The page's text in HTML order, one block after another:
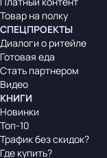
Товар на полку
СПЕЦПРОЕКТЫ
Диалоги о ритейле
Готовая еда
Стать партнером
Видео
КНИГИ
Новинки
Топ-10
Трафик без скидок?
Где купить?